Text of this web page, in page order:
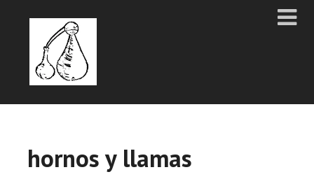
hornos y llamas